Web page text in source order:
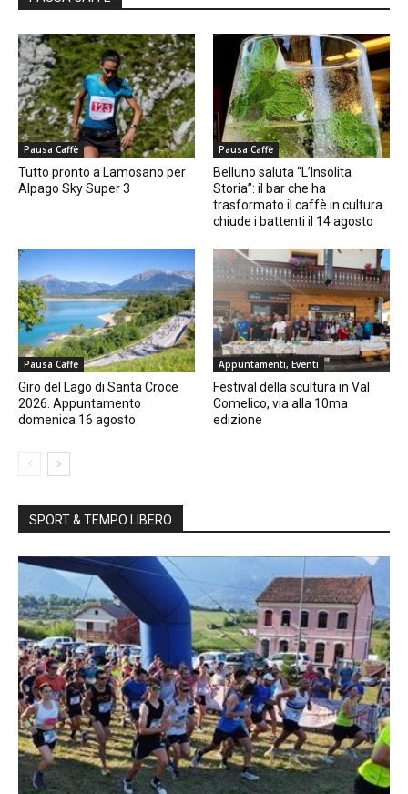
Pausa Caffè
Tutto pronto a Lamosano per
Alpago Sky Super 3
Pausa Caffè
Belluno saluta “L’Insolita
Storia”: il bar che ha
trasformato il caffè in cultura
chiude i battenti il 14 agosto
Pausa Caffè
Giro del Lago di Santa Croce
2026. Appuntamento
domenica 16 agosto
Appuntamenti, Eventi
Festival della scultura in Val
Comelico, via alla 10ma
edizione
SPORT & TEMPO LIBERO